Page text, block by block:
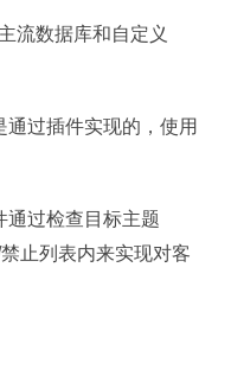
流数据库和自定义
过插件实现的，使用
通过检查目标主题
止列表内来实现对客